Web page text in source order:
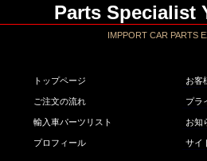
Parts Specialist
IMPPORT CAR PARTS
トップページ
ご注文の流れ
輸入車パーツリスト
プロフィール
お客
プラ
お知
サイ